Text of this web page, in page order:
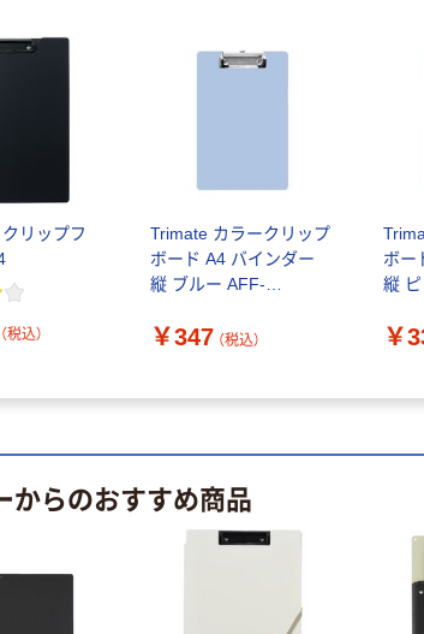
リップフ
（税込）
Trimate カラークリップ
ボード A4 バインダー
縦 ブルー AFF-
7278-06（直送品）
￥347 （税込）
ボー
縦
￥
からのおすすめ商品